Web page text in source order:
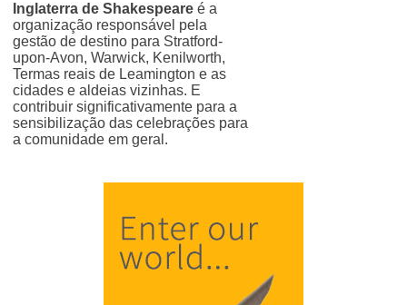
Inglaterra de Shakespeare é a
organização responsável pela
gestão de destino para Stratford-
upon-Avon, Warwick, Kenilworth,
Termas reais de Leamington e as
cidades e aldeias vizinhas. E
contribuir significativamente para a
sensibilização das celebrações para
a comunidade em geral.